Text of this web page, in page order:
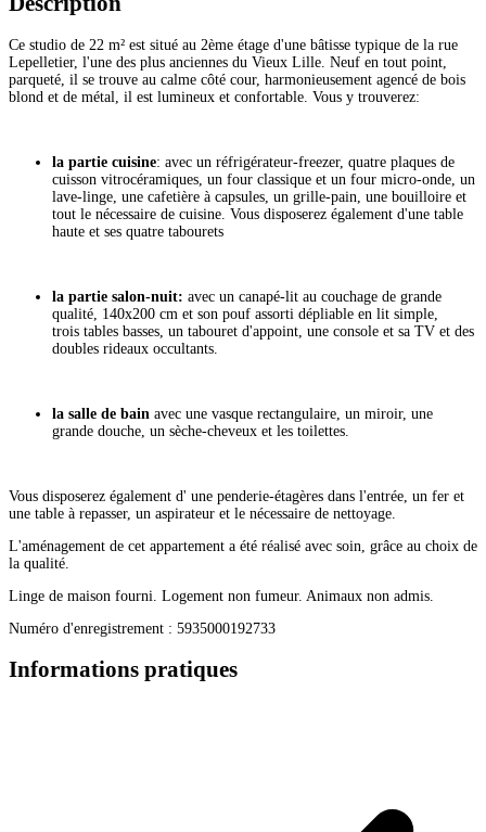
Ce studio de 22 m² est situé au 2ème étage d'une bâtisse typique de la rue
Lepelletier, l'une des plus anciennes du Vieux Lille. Neuf en tout point,
parqueté, il se trouve au calme côté cour, harmonieusement agencé de bois
blond et de métal, il est lumineux et confortable. Vous y trouverez:
la partie cuisine: avec un réfrigérateur-freezer, quatre plaques de
cuisson vitrocéramiques, un four classique et un four micro-onde, un
lave-linge, une cafetière à capsules, un grille-pain, une bouilloire et
tout le nécessaire de cuisine. Vous disposerez également d'une table
haute et ses quatre tabourets
la partie salon-nuit: avec un canapé-lit au couchage de grande
qualité, 140x200 cm et son pouf assorti dépliable en lit simple,
trois tables basses, un tabouret d'appoint, une console et sa TV et des
doubles rideaux occultants.
la salle de bain avec une vasque rectangulaire, un miroir, une
grande douche, un sèche-cheveux et les toilettes.
Vous disposerez également d' une penderie-étagères dans l'entrée, un fer et
une table à repasser, un aspirateur et le nécessaire de nettoyage.
L'aménagement de cet appartement a été réalisé avec soin, grâce au choix de
la qualité.
Linge de maison fourni. Logement non fumeur. Animaux non admis.
Numéro d'enregistrement : 5935000192733
Informations pratiques